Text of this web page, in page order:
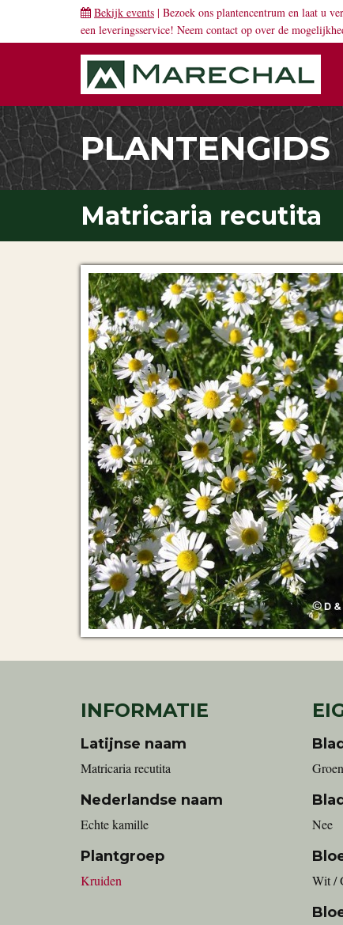
Bekijk events | Bezoek ons plantencentrum en laat u
een leveringsservice! Neem contact op over de
PLANTENGIDS
Matricaria recutita
INFORMATIE
Latijnse naam
Matricaria recutita
Nederlandse naam
echte kamille
Plantgroep
Kruiden
Groen
Nee
Wit /